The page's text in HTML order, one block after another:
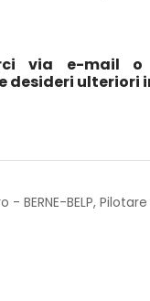
via e-mail o
desideri
BERNE-BELP, Pilotare